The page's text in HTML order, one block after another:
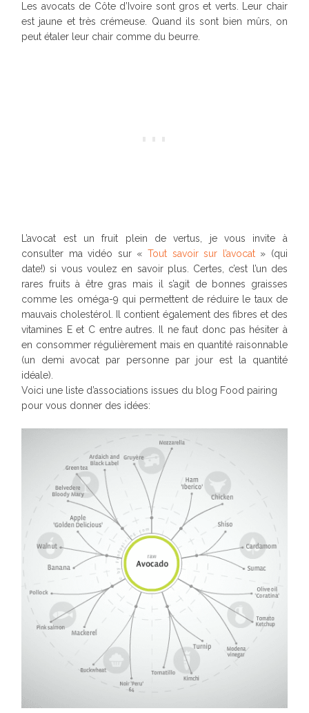
Les avocats de Côte d’Ivoire sont gros et verts. Leur chair
est jaune et très crémeuse. Quand ils sont bien mûrs, on
peut étaler leur chair comme du beurre.
L’avocat est un fruit plein de vertus, je vous invite à
consulter ma vidéo sur « Tout savoir sur l’avocat» (qui
date!) si vous voulez en savoir plus. Certes, c’est l’un des
rares fruits à être gras mais il s’agit de bonnes graisses
comme les oméga-9 qui permettent de réduire le taux de
mauvais cholestérol. Il contient également des fibres et des
vitamines E et C entre autres. Il ne faut donc pas hésiter à
en consommer régulièrement mais en quantité raisonnable
(un demi avocat par personne par jour est la quantité
idéale).
Voici une liste d’associations issues du blog Food pairing
pour vous donner des idées: